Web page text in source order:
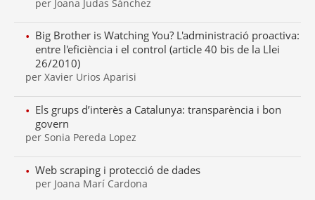
per Joana Judas Sánchez
Big Brother is Watching You? L'administració proactiva:
entre l'eficiència i el control (article 40 bis de la Llei
26/2010)
per Xavier Urios Aparisi
Els grups d’interès a Catalunya: transparència i bon
govern
per Sonia Pereda Lopez
Web scraping i protecció de dades
per Joana Marí Cardona